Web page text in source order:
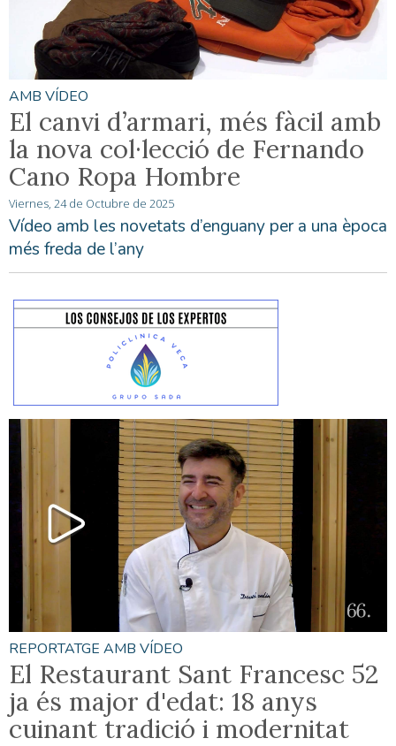
AMB VÍDEO
El canvi d’armari, més fàcil amb
la nova col·lecció de Fernando
Cano Ropa Hombre
Viernes, 24 de Octubre de 2025
Vídeo amb les novetats d’enguany per a una època
més freda de l’any
REPORTATGE AMB VÍDEO
El Restaurant Sant Francesc 52
ja és major d'edat: 18 anys
cuinant tradició i modernitat